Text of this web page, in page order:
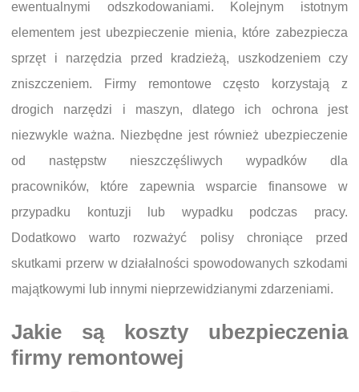
ewentualnymi odszkodowaniami. Kolejnym istotnym
elementem jest ubezpieczenie mienia, które zabezpiecza
sprzęt i narzędzia przed kradzieżą, uszkodzeniem czy
zniszczeniem. Firmy remontowe często korzystają z
drogich narzędzi i maszyn, dlatego ich ochrona jest
niezwykle ważna. Niezbędne jest również ubezpieczenie
od następstw nieszczęśliwych wypadków dla
pracowników, które zapewnia wsparcie finansowe w
przypadku kontuzji lub wypadku podczas pracy.
Dodatkowo warto rozważyć polisy chroniące przed
skutkami przerw w działalności spowodowanych szkodami
majątkowymi lub innymi nieprzewidzianymi zdarzeniami.
Jakie są koszty ubezpieczenia
firmy remontowej